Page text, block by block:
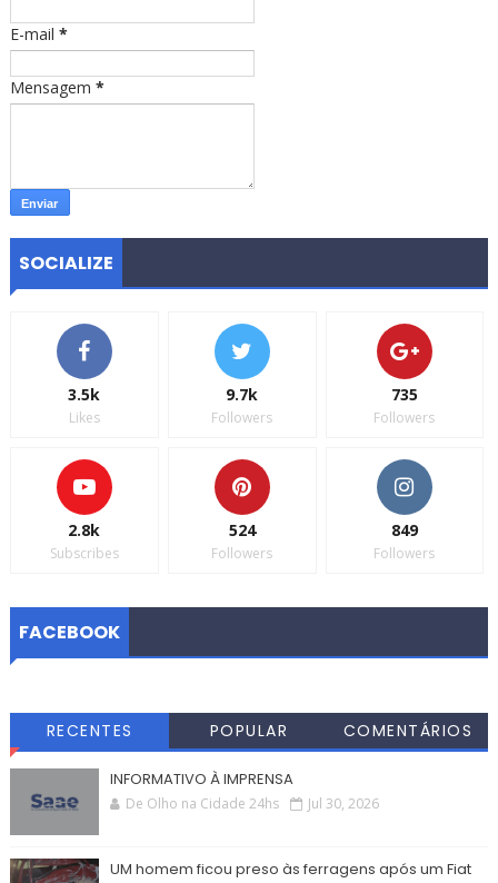
E-mail *
Mensagem *
SOCIALIZE
3.5k
Likes
9.7k
Followers
735
Followers
2.8k
Subscribes
524
Followers
849
Followers
FACEBOOK
RECENTES POPULAR COMENTÁRIOS
INFORMATIVO À IMPRENSA
De Olho na Cidade 24hs Jul 30, 2026
UM homem ficou preso às ferragens após um Fiat